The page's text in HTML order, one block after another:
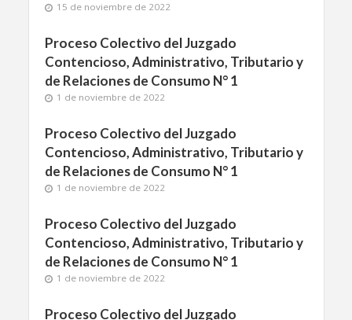
15 de noviembre de 2022
Proceso Colectivo del Juzgado
Contencioso, Administrativo, Tributario y
de Relaciones de Consumo N° 1
1 de noviembre de 2022
Proceso Colectivo del Juzgado
Contencioso, Administrativo, Tributario y
de Relaciones de Consumo N° 1
1 de noviembre de 2022
Proceso Colectivo del Juzgado
Contencioso, Administrativo, Tributario y
de Relaciones de Consumo N° 1
1 de noviembre de 2022
Proceso Colectivo del Juzgado